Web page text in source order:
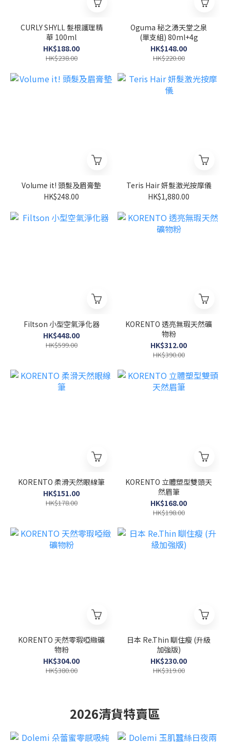
CURLY SHYLL 髮根護理精
華 100ml
HK$188.00
HK$238.00
Oguma 秘之湧天堂之泉
(單支組) 80ml+4g
HK$148.00
HK$220.00
Volume it! 頭髮及眉膏墊
HK$248.00
Teris Hair 妍髮激光按摩儀
HK$1,880.00
Filtson 小型空氣淨化器
HK$448.00
HK$599.00
KORENTO 透亮無瑕天然礦
物粉
HK$312.00
HK$390.00
KORENTO 柔滑天然眼線筆
HK$151.00
HK$178.00
KORENTO 立體塑型雙頭天
然眉筆
HK$168.00
HK$198.00
KORENTO 天然零瑕啞緻礦
物粉
HK$304.00
HK$380.00
日本 Re.Thin 瞓住瘦 (升級
加強版)
HK$230.00
HK$319.00
2026清貨特賣區